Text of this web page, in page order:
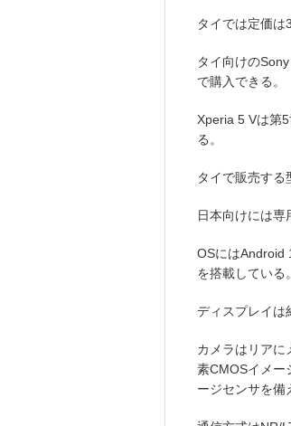
タイでは定価は
タイ向けの
で購入できる。
Xperia 5 Vは第
る。
タイで販売する
日本向けには専
OSにはAndroid
を搭載している。
ディスプレイは
カメラはリアに
素CMOSイメー
ージセンサを備